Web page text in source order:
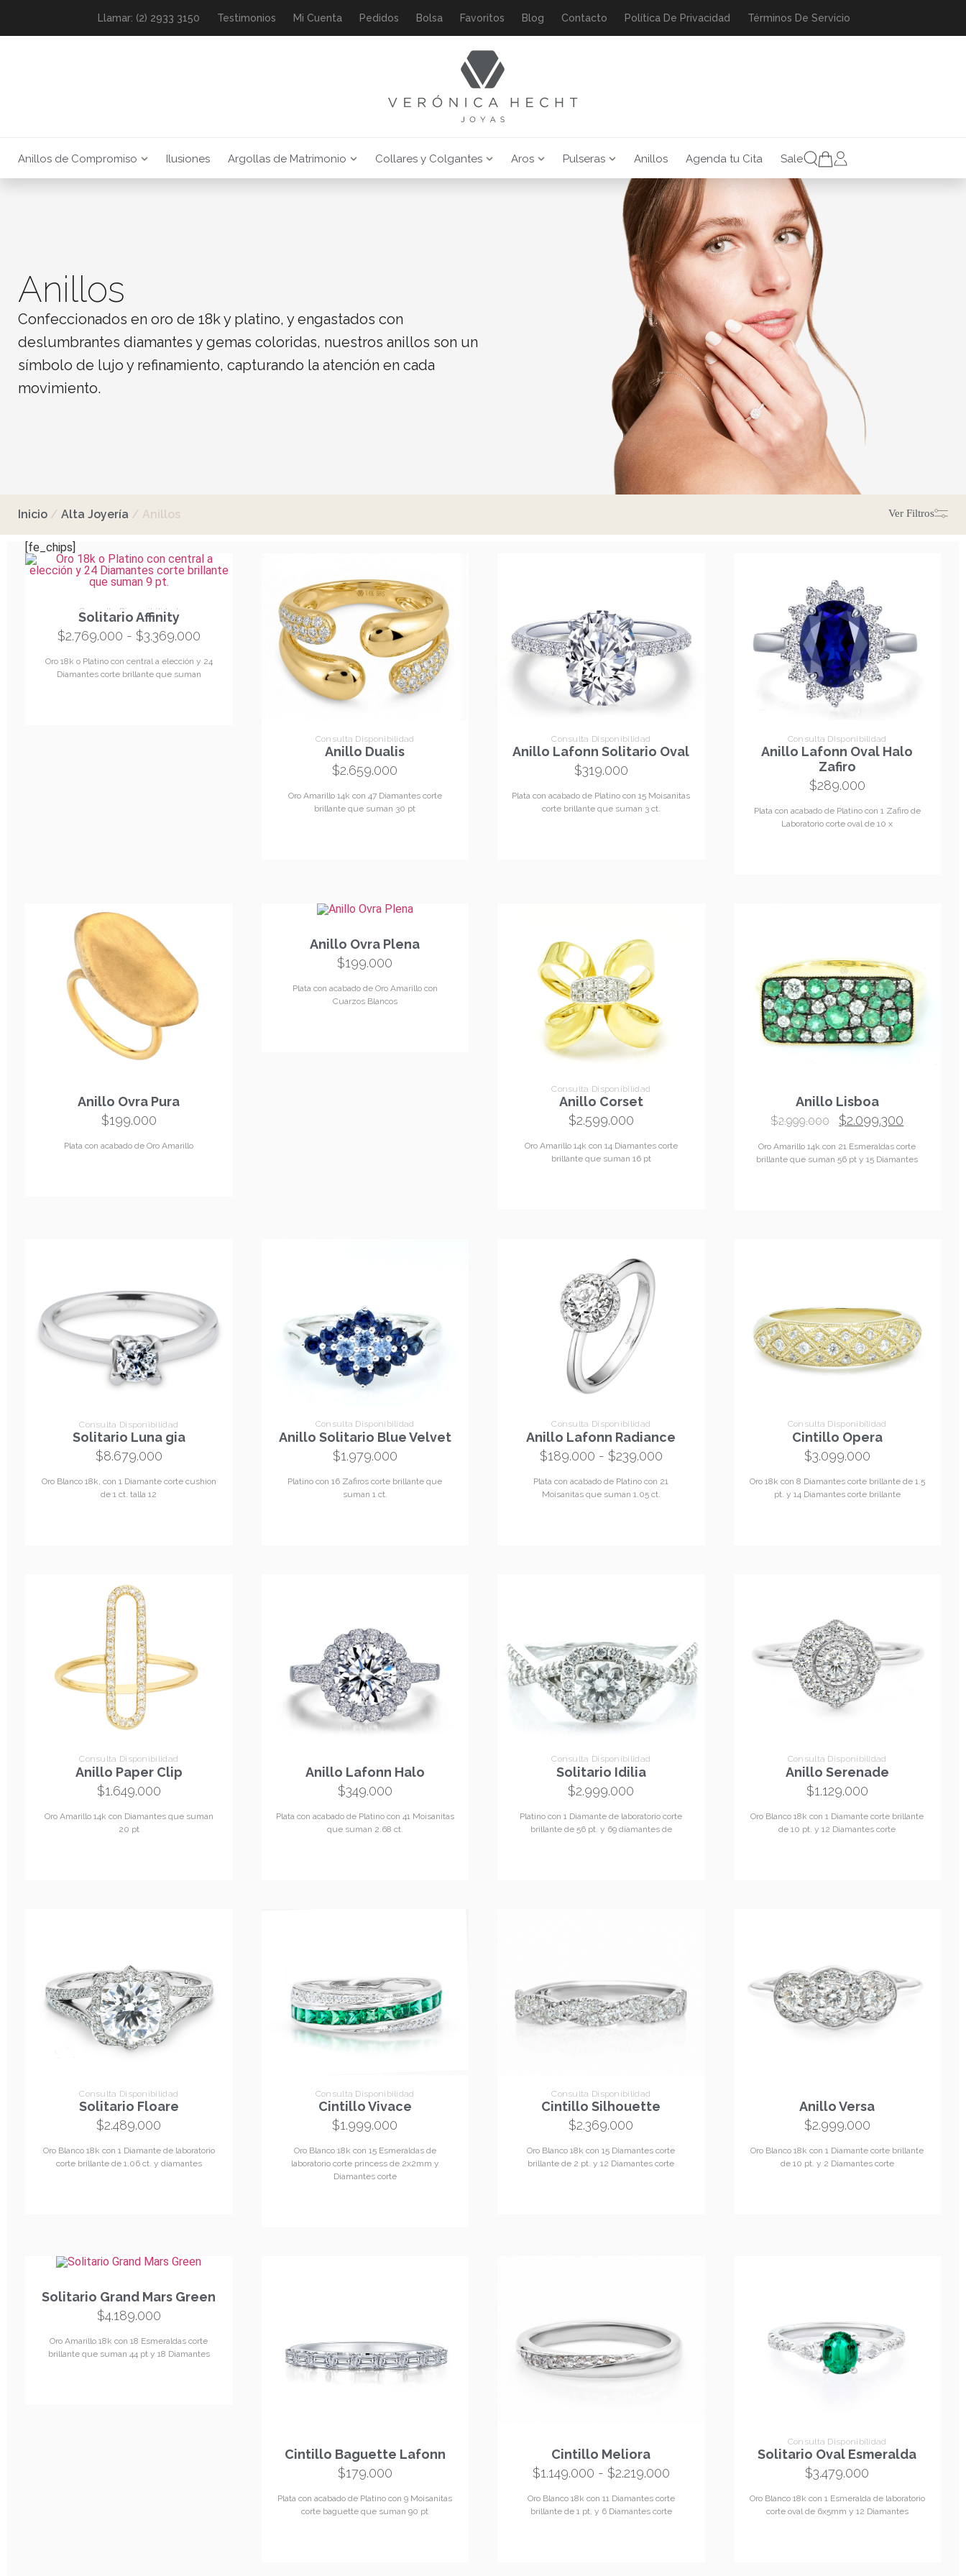
Llamar: (2) 2933 3150 Testimonios Mi Cuenta Pedidos Bolsa Favoritos Blog Contacto Política De Privacidad Términos De Servicio
Anillos de Compromiso Ilusiones Argollas de Matrimonio Collares y Colgantes Aros Pulseras Anillos Agenda tu Cita Sale
Anillos
Confeccionados en oro de 18k y platino, y engastados con
deslumbrantes diamantes y gemas coloridas, nuestros anillos son un
símbolo de lujo y refinamiento, capturando la atención en cada
movimiento.
Inicio / Alta Joyería / Anillos Ver Filtros
[fe_chips]
Consulta Disponibilidad
Solitario Affinity
$2.769.000 - $3.369.000
Oro 18k o Platino con central a elección y 24
Diamantes corte brillante que suman
Consulta Disponibilidad
Anillo Dualis
$2.659.000
Oro Amarillo 14k con 47 Diamantes corte
brillante que suman 30 pt
Consulta Disponibilidad
Anillo Lafonn Solitario Oval
$319.000
Plata con acabado de Platino con 15 Moisanitas
corte brillante que suman 3 ct.
Consulta Disponibilidad
Anillo Lafonn Oval Halo
Zafiro
$289.000
Plata con acabado de Platino con 1 Zafiro de
Laboratorio corte oval de 10 x
Anillo Ovra Pura
$199.000
Plata con acabado de Oro Amarillo
Anillo Ovra Plena
$199.000
Plata con acabado de Oro Amarillo con
Cuarzos Blancos
Consulta Disponibilidad
Anillo Corset
$2.599.000
Oro Amarillo 14k con 14 Diamantes corte
brillante que suman 16 pt
Anillo Lisboa
$2.999.000 $2.099.300
Oro Amarillo 14k con 21 Esmeraldas corte
brillante que suman 56 pt y 15 Diamantes
Consulta Disponibilidad
Solitario Luna gia
$8.679.000
Oro Blanco 18k, con 1 Diamante corte cushion
de 1 ct. talla 12
Consulta Disponibilidad
Anillo Solitario Blue Velvet
$1.979.000
Platino con 16 Zafiros corte brillante que
suman 1 ct.
Consulta Disponibilidad
Anillo Lafonn Radiance
$189.000 - $239.000
Plata con acabado de Platino con 21
Moisanitas que suman 1.05 ct.
Consulta Disponibilidad
Cintillo Opera
$3.099.000
Oro 18k con 8 Diamantes corte brillante de 1.5
pt. y 14 Diamantes corte brillante
Consulta Disponibilidad
Anillo Paper Clip
$1.649.000
Oro Amarillo 14k con Diamantes que suman
20 pt
Anillo Lafonn Halo
$349.000
Plata con acabado de Platino con 41 Moisanitas
que suman 2.68 ct.
Consulta Disponibilidad
Solitario Idilia
$2.999.000
Platino con 1 Diamante de laboratorio corte
brillante de 56 pt. y 69 diamantes de
Consulta Disponibilidad
Anillo Serenade
$1.129.000
Oro Blanco 18k con 1 Diamante corte brillante
de 10 pt. y 12 Diamantes corte
Consulta Disponibilidad
Solitario Floare
$2.489.000
Oro Blanco 18k con 1 Diamante de laboratorio
corte brillante de 1.06 ct. y diamantes
Consulta Disponibilidad
Cintillo Vivace
$1.999.000
Oro Blanco 18k con 15 Esmeraldas de
laboratorio corte princess de 2x2mm y
Diamantes corte
Consulta Disponibilidad
Cintillo Silhouette
$2.369.000
Oro Blanco 18k con 15 Diamantes corte
brillante de 2 pt. y 12 Diamantes corte
Anillo Versa
$2.999.000
Oro Blanco 18k con 1 Diamante corte brillante
de 10 pt. y 2 Diamantes corte
Consulta Disponibilidad
Solitario Grand Mars Green
$4.189.000
Oro Amarillo 18k con 18 Esmeraldas corte
brillante que suman 44 pt y 18 Diamantes
Cintillo Baguette Lafonn
$179.000
Plata con acabado de Platino con 9 Moisanitas
corte baguette que suman 90 pt
Cintillo Meliora
$1.149.000 - $2.219.000
Oro Blanco 18k con 11 Diamantes corte
brillante de 1 pt. y 6 Diamantes corte
Consulta Disponibilidad
Solitario Oval Esmeralda
$3.479.000
Oro Blanco 18k con 1 Esmeralda de laboratorio
corte oval de 6x5mm y 12 Diamantes